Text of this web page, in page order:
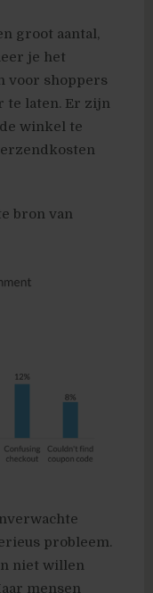
groot aantal,
je het
voor shoppers
te laten. Er zijn
winkel te
bron van
probleem.
niet willen
mensen